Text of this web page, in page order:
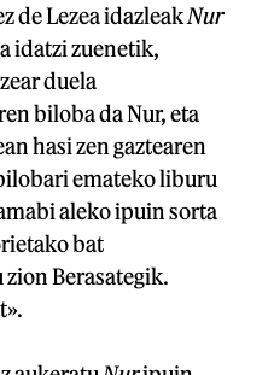
de Lezea idazleakNur
idatzi zuenetik,
duela
biloba da Nur, eta
hasi zen gaztearen
emateko liburu
aleko ipuin sorta
bat
Berasategik.